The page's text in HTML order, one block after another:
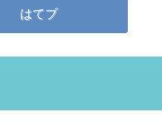
はてブ